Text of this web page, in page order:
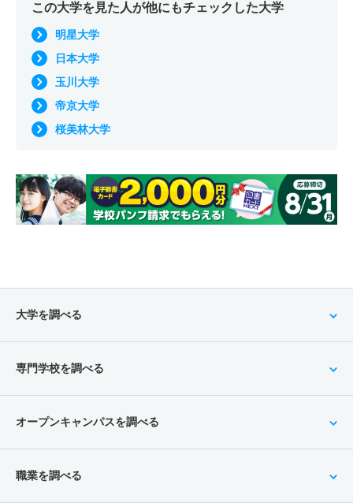
この大学を見た人が他にもチェックした大学
明星大学
日本大学
玉川大学
帝京大学
桜美林大学
大学を調べる
専門学校を調べる
オープンキャンパスを調べる
職業を調べる